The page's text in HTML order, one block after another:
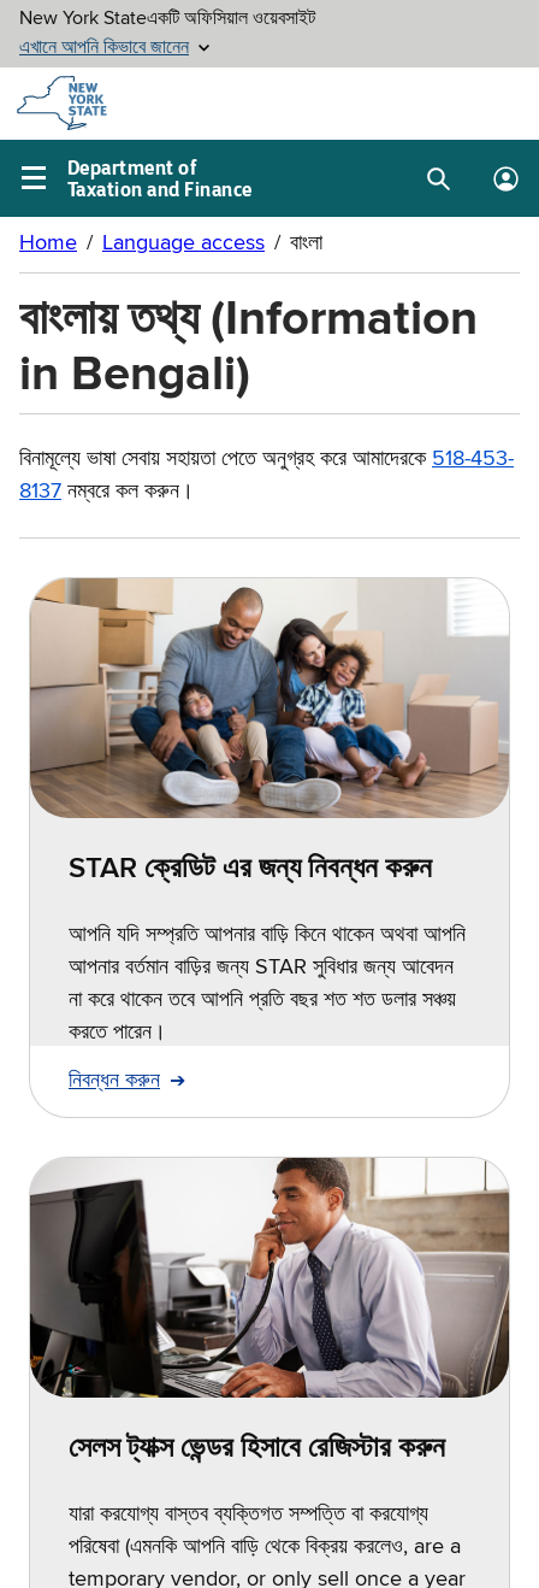
Skip to
main
content
Department of
Taxation and Finance
Main
SearchLog
বাংলায় তথ্য (Information
in Bengali)
বিনামূল্যে ভাষা সেবায় সহায়তা পেতে অনুগ্রহ করে আমাদেরকে 518-453-
8137 নম্বরে কল করুন।
STAR ক্রেডিট এর জন্য নিবন্ধন করুন
আপনি যদি সম্প্রতি আপনার বাড়ি কিনে থাকেন অথবা আপনি
আপনার বর্তমান বাড়ির জন্য STAR সুবিধার জন্য আবেদন
না করে থাকেন তবে আপনি প্রতি বছর শত শত ডলার সঞ্চয়
করতে পারেন।
নিবন্ধন করুন
সেলস ট্যাক্স ভেন্ডর হিসাবে রেজিস্টার করুন
যারা করযোগ্য বাস্তব ব্যক্তিগত সম্পত্তি বা করযোগ্য
পরিষেবা (এমনকি আপনি বাড়ি থেকে বিক্রয় করলেও, are a
temporary vendor, or only sell once a year